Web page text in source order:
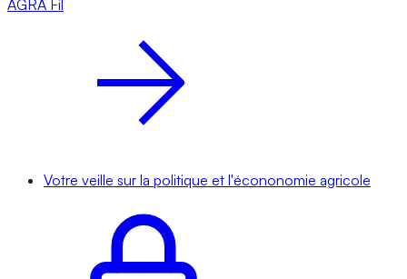
AGRA Fil
Votre veille sur la politique et l'écononomie agricole